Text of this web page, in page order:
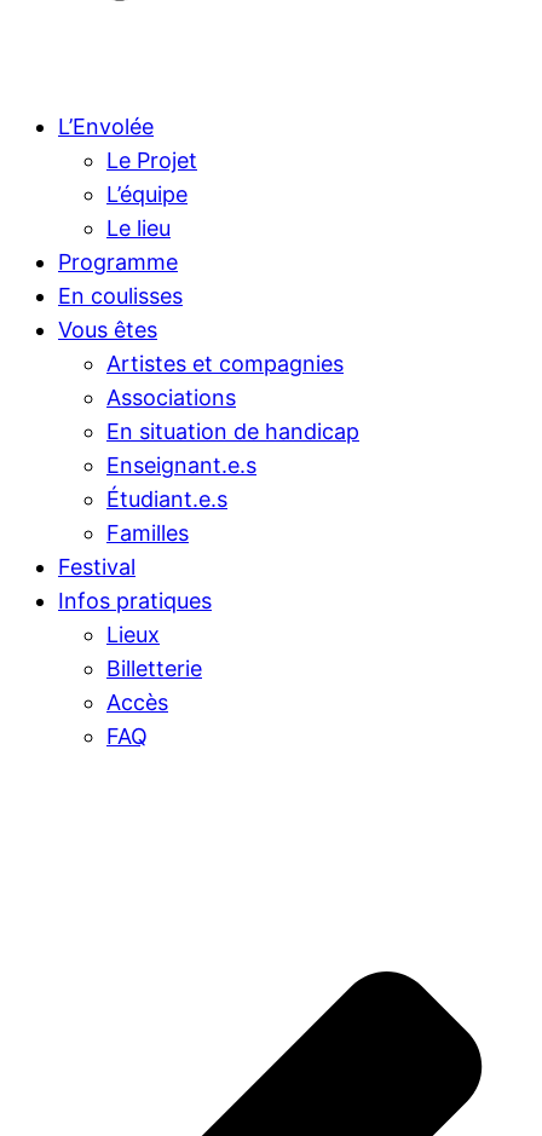
L’Envolée
Le Projet
L’équipe
Le lieu
Programme
En coulisses
Vous êtes
Artistes et compagnies
Associations
En situation de handicap
Enseignant.e.s
Étudiant.e.s
Familles
Festival
Infos pratiques
Lieux
Billetterie
Accès
FAQ